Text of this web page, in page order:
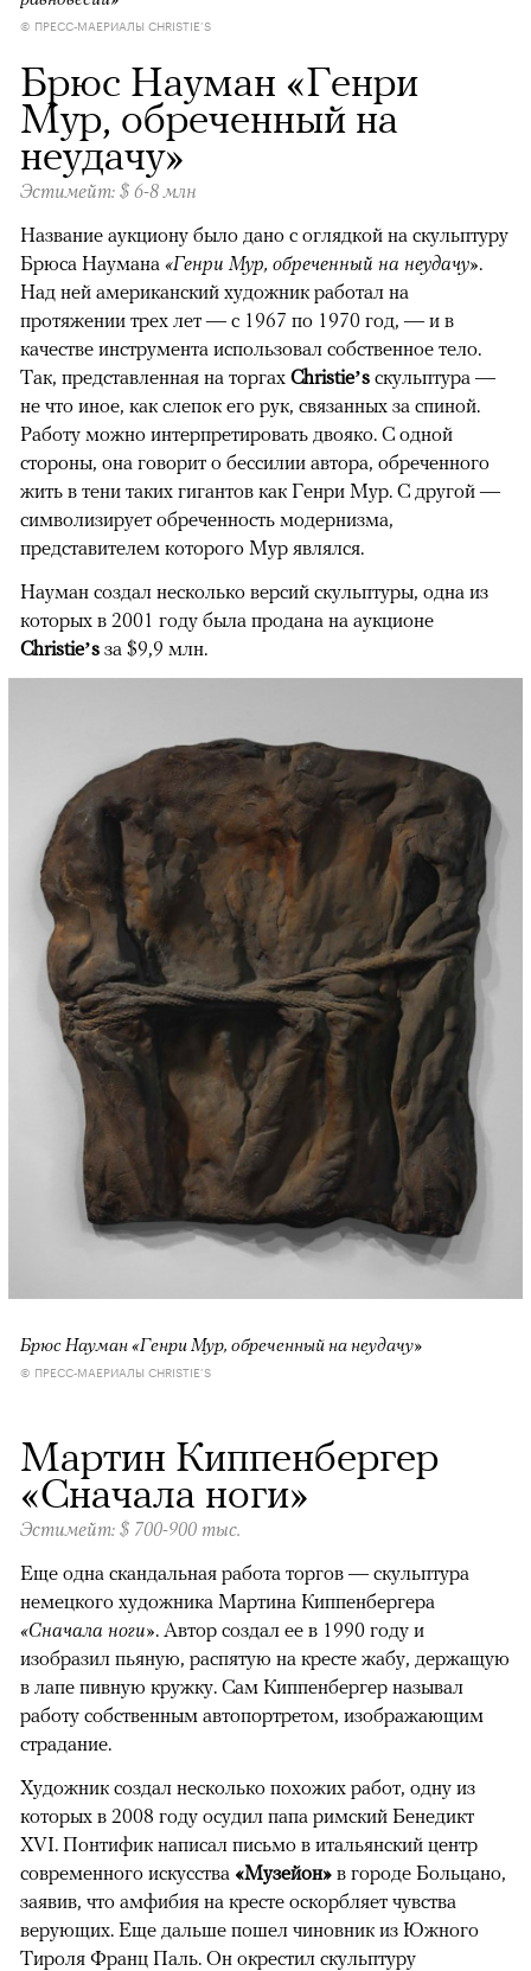
© ПРЕСС-МАЕРИАЛЫ CHRISTIE’S
Брюс Науман «Генри
Мур, обреченный на
неудачу»
Эстимейт: $ 6-8 млн
Название аукциону было дано с оглядкой на скульптуру
Брюса Наумана «Генри Мур, обреченный на неудачу».
Над ней американский художник работал на
протяжении трех лет — с 1967 по 1970 год, — и в
качестве инструмента использовал собственное тело.
Так, представленная на торгах Christie’s скульптура —
не что иное, как слепок его рук, связанных за спиной.
Работу можно интерпретировать двояко. С одной
стороны, она говорит о бессилии автора, обреченного
жить в тени таких гигантов как Генри Мур. С другой —
символизирует обреченность модернизма,
представителем которого Мур являлся.
Науман создал несколько версий скульптуры, одна из
которых в 2001 году была продана на аукционе
Christie’s за $9,9 млн.
Брюс Науман «Генри Мур, обреченный на неудачу»
© ПРЕСС-МАЕРИАЛЫ CHRISTIE’S
Мартин Киппенбергер
«Сначала ноги»
Эстимейт: $ 700-900 тыс.
Еще одна скандальная работа торгов — скульптура
немецкого художника Мартина Киппенбергера
«Сначала ноги». Автор создал ее в 1990 году и
изобразил пьяную, распятую на кресте жабу, держащую
в лапе пивную кружку. Сам Киппенбергер называл
работу собственным автопортретом, изображающим
страдание.
Художник создал несколько похожих работ, одну из
которых в 2008 году осудил папа римский Бенедикт
XVI. Понтифик написал письмо в итальянский центр
современного искусства «Музейон» в городе Больцано,
заявив, что амфибия на кресте оскорбляет чувства
верующих. Еще дальше пошел чиновник из Южного
Тироля Франц Паль. Он окрестил скульптуру